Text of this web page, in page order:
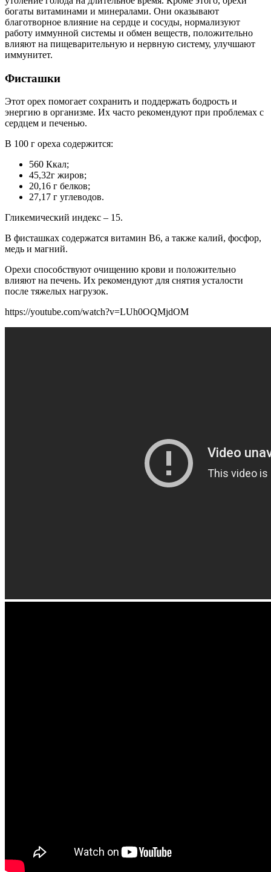
богаты витаминами и минералами. Они оказывают
благотворное влияние на сердце и сосуды, нормализуют
работу иммунной системы и обмен веществ, положительно
влияют на пищеварительную и нервную систему, улучшают
иммунитет.
Фисташки
Этот орех помогает сохранить и поддержать бодрость и
энергию в организме. Их часто рекомендуют при проблемах с
сердцем и печенью.
В 100 г ореха содержится:
560 Ккал;
45,32г жиров;
20,16 г белков;
27,17 г углеводов.
Гликемический индекс – 15.
В фисташках содержатся витамин В6, а также калий, фосфор,
медь и магний.
Орехи способствуют очищению крови и положительно
влияют на печень. Их рекомендуют для снятия усталости
после тяжелых нагрузок.
https://youtube.com/watch?v=LUh0OQMjdOM